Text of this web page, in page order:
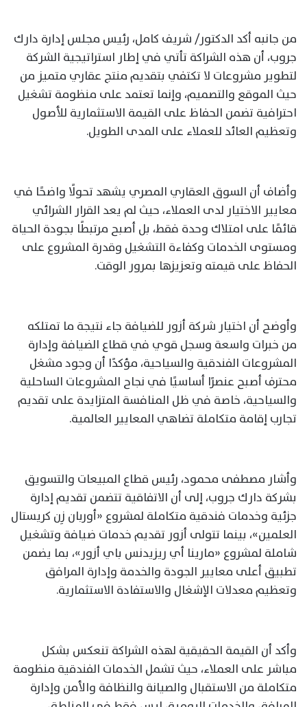
من جانبه أكد الدكتور/ شريف كامل، رئيس مجلس إدارة دارك
جروب، أن هذه الشراكة تأتي في إطار استراتيجية الشركة
لتطوير مشروعات لا تكتفي بتقديم منتج عقاري متميز من
حيث الموقع والتصميم، وإنما تعتمد على منظومة تشغيل
احترافية تضمن الحفاظ على القيمة الاستثمارية للأصول
وتعظيم العائد للعملاء على المدى الطويل.
وأضاف أن السوق العقاري المصري يشهد تحولًا واضحًا في
معايير الاختيار لدى العملاء، حيث لم يعد القرار الشرائي
قائمًا على امتلاك وحدة فقط، بل أصبح مرتبطًا بجودة الحياة
ومستوى الخدمات وكفاءة التشغيل وقدرة المشروع على
الحفاظ على قيمته وتعزيزها بمرور الوقت.
وأوضح أن اختيار شركة أزور للضيافة جاء نتيجة ما تمتلكه
من خبرات واسعة وسجل قوي في قطاع الضيافة وإدارة
المشروعات الفندقية والسياحية، مؤكدًا أن وجود مشغل
محترف أصبح عنصرًا أساسيًا في نجاح المشروعات الساحلية
والسياحية، خاصة في ظل المنافسة المتزايدة على تقديم
تجارب إقامة متكاملة تضاهي المعايير العالمية.
وأشار مصطفى محمود، رئيس قطاع المبيعات والتسويق
بشركة دارك جروب، إلى أن الاتفاقية تتضمن تقديم إدارة
جزئية وخدمات فندقية متكاملة لمشروع «أوربان زِن كريستال
العلمين»، بينما تتولى أزور تقديم خدمات ضيافة وتشغيل
شاملة لمشروع «مارينا أي ريزيدنس باي أزور»، بما يضمن
تطبيق أعلى معايير الجودة والخدمة وإدارة المرافق
وتعظيم معدلات الإشغال والاستفادة الاستثمارية.
وأكد أن القيمة الحقيقية لهذه الشراكة تنعكس بشكل
مباشر على العملاء، حيث تشمل الخدمات الفندقية منظومة
متكاملة من الاستقبال والصيانة والنظافة والأمن وإدارة